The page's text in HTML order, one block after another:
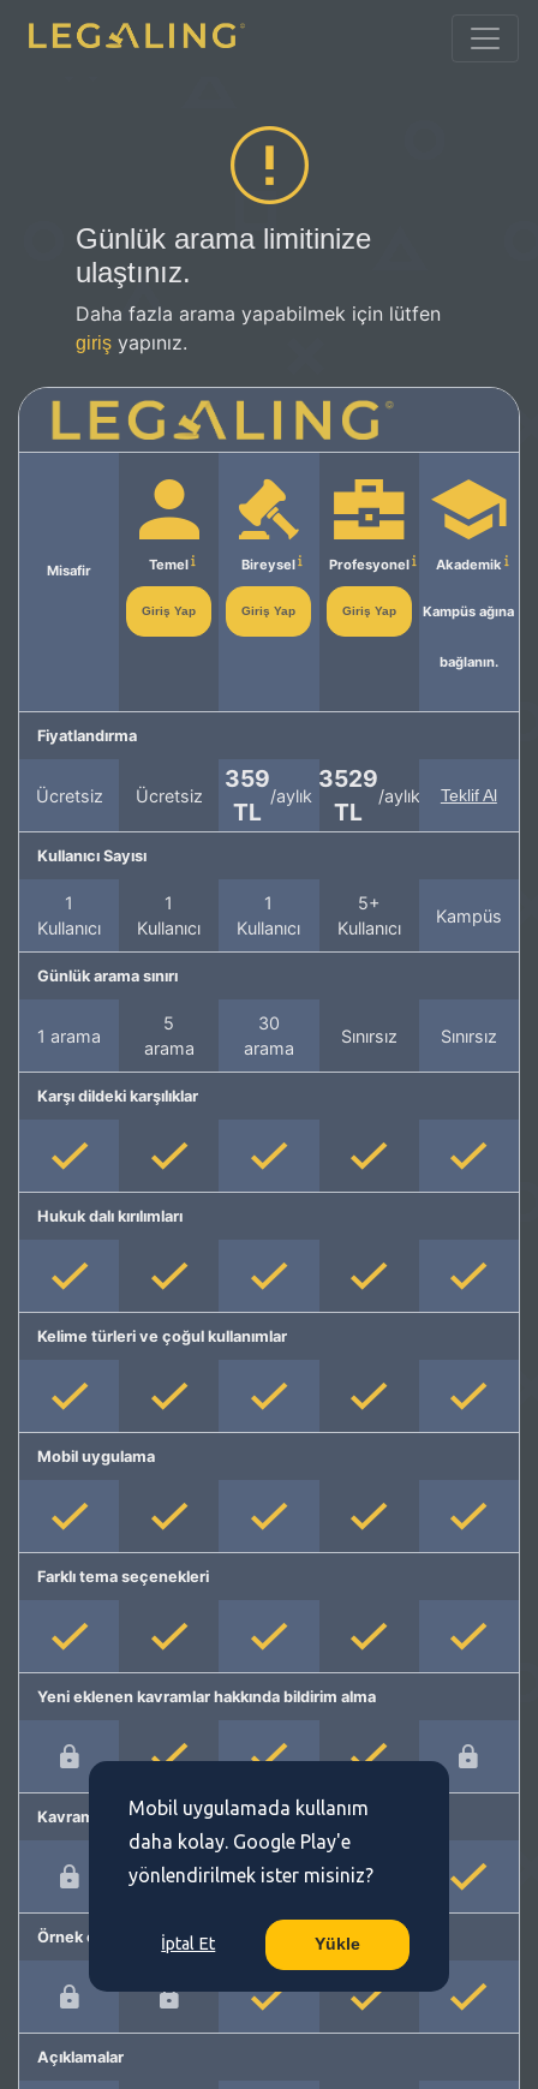
Günlük arama limitinize
ulaştınız.
Daha fazla arama yapabilmek için lütfen
giriş yapınız.
Misafir Temel
Giriş Yap
Bireysel
Giriş Yap
Profesyonel
Giriş Yap
Akademik
Kampüs ağına
bağlanın.
Fiyatlandırma
Ücretsiz Ücretsiz
359
TL
/aylık
3529
TL
/aylık Teklif Al
Kullanıcı Sayısı
1
Kullanıcı
1
Kullanıcı
1
Kullanıcı
5+
Kullanıcı
Kampüs
Günlük arama sınırı
1 arama
5
arama
30
arama
Sınırsız Sınırsız
Karşı dildeki karşılıklar
Hukuk dalı kırılımları
Kelime türleri ve çoğul kullanımlar
Mobil uygulama
Farklı tema seçenekleri
Yeni eklenen kavramlar hakkında bildirim alma
Kavram önerme
Örnek cümleler
Açıklamalar
Mobil uygulamada kullanım
daha kolay. Google Play'e
yönlendirilmek ister misiniz?
İptal Et Yükle